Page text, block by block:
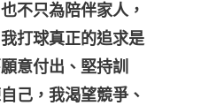
不只為陪伴家人，
打球真正的追求是
意付出、堅持訓
己，我渴望競爭、